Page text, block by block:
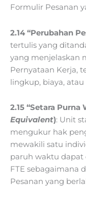
Formulir Pesanan
2.14 “Perubahan
tertulis yang
yang menjelaskan
Pernyataan Kerja,
lingkup, biaya, atau
2.15 “Setara Purna
Equivalent): Unit
mengukur hak
mewakili satu
paruh waktu dapat
FTE sebagaimana
Pesanan yang